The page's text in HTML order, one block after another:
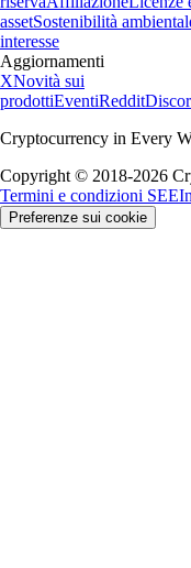
assetSostenibilità
interesse
Aggiornamenti
XNovità sui
prodottiEventiReddit
Cryptocurrency in Every
Copyright © 2018-2026
Termini e condizioni SEE
Preferenze sui cookie